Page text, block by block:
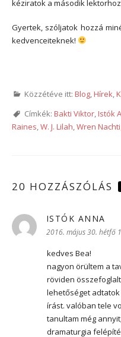
kéziratok a második
Gyertek, szóljatok hozzá
kedvenceiteknek!
Közzétéve itt: Blog Hírek
Címkék: Bakti Viktor Istók
Raines W. J. Lilah Wren
20 HOZZÁSZÓLÁS
ISTÓK ANNA
2016. május 30. hétfő
kedves Bea!
nagyon örültem a
röviden
lehetőséget
írást. valóban tele
tanultam még
dramaturgia